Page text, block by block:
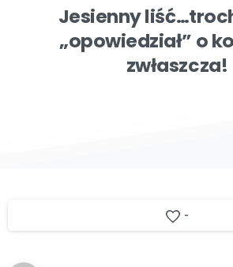
Jesienny
„opowiedział” o
zwłaszcza!
-